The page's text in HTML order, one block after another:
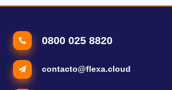
0800 025 8820
contacto@flexa.cloud